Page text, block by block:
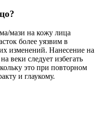
мази на кожу лица
более уязвим в
изменений. Нанесение на
веки следует избегать
это при повторном
и глаукому.